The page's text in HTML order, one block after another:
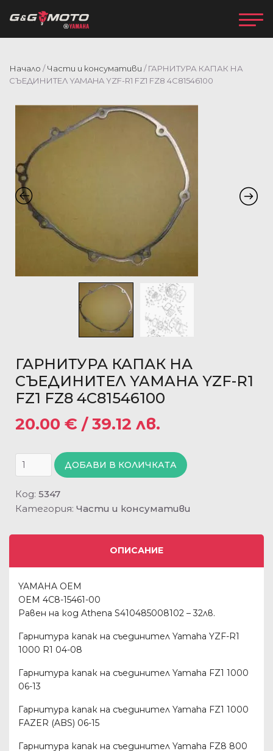
Начало /Части и консумативи / ГАРНИТУРА КАПАК НА
СЪЕДИНИТЕЛ YAMAHA YZF-R1 FZ1 FZ8 4C81546100
ГАРНИТУРА КАПАК НА
СЪЕДИНИТЕЛ YAMAHA YZF-R1
FZ1 FZ8 4C81546100
20.00 € / 39.12 лв.
ДОБАВИ В КОЛИЧКАТА
Код: 5347
Категория: Части и консумативи
ОПИСАНИЕ
YAMAHA OEM
OEM 4C8-15461-00
Равен на код Athena S410485008102 – 32лв.
Гарнитура капак на съединител Yamaha YZF-R1
1000 R1 04-08
Гарнитура капак на съединител Yamaha FZ1 1000
06-13
Гарнитура капак на съединител Yamaha FZ1 1000
FAZER (ABS) 06-15
Гарнитура капак на съединител Yamaha FZ8 800